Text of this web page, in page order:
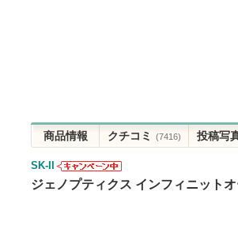
商品情報 クチコミ (7416) 投稿写
SK-II
SK-IIからのお
ジェノプティクス インフィニット